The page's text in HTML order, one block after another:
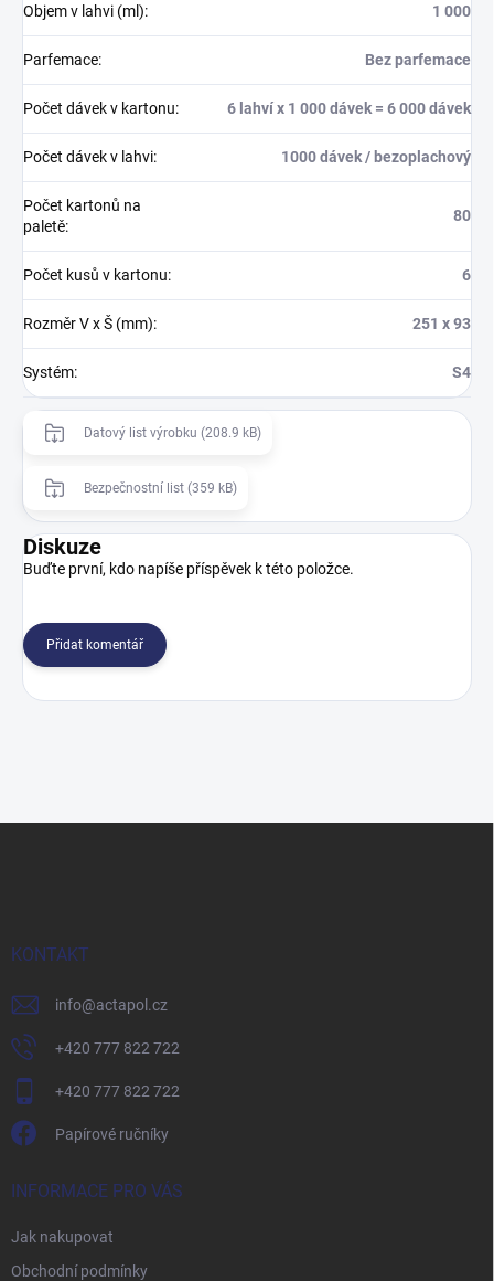
Objem v lahvi (ml): 1 000
Parfemace: Bez parfemace
Počet dávek v kartonu: 6 lahví x 1 000 dávek = 6 000 dávek
Počet dávek v lahvi: 1000 dávek / bezoplachový
Počet kartonů na
paletě:
80
Počet kusů v kartonu: 6
Rozměr V x Š (mm): 251 x 93
Systém: S4
Datový list výrobku (208.9 kB)
Bezpečnostní list (359 kB)
Diskuze
Buďte první, kdo napíše příspěvek k této položce.
Přidat komentář
KONTAKT
info@actapol.cz
+420 777 822 722
+420 777 822 722
Papírové ručníky
INFORMACE PRO VÁS
Jak nakupovat
Obchodní podmínky